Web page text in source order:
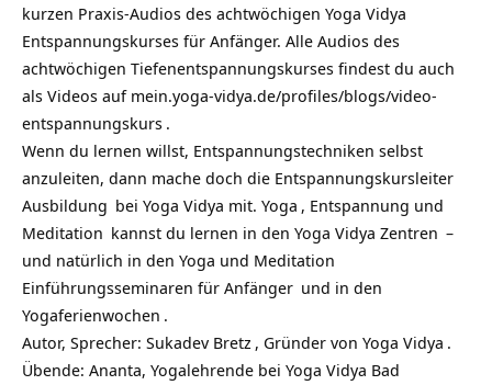
kurzen Praxis-Audios des achtwöchigen Yoga Vidya
Entspannungskurses für Anfänger. Alle Audios des
achtwöchigen Tiefenentspannungskurses findest du auch
als Videos auf mein.yoga-vidya.de/profiles/blogs/video-
entspannungskurs .
Wenn du lernen willst, Entspannungstechniken selbst
anzuleiten, dann mache doch die Entspannungskursleiter
Ausbildung bei Yoga Vidya mit. Yoga , Entspannung und
Meditation kannst du lernen in den Yoga Vidya Zentren –
und natürlich in den Yoga und Meditation
Einführungsseminaren für Anfänger und in den
Yogaferienwochen .
Autor, Sprecher: Sukadev Bretz , Gründer von Yoga Vidya .
Übende: Ananta, Yogalehrende bei Yoga Vidya Bad